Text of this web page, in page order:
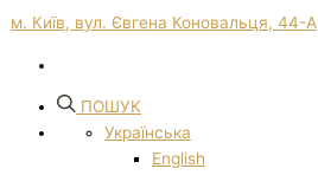
м. Київ, вул. Євгена Коновальця, 44-А
ПОШУК
Українська
English